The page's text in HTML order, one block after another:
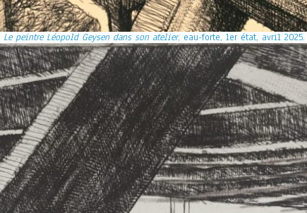
Le peintre Léopold Geysen dans son atelier, eau-forte, 1er état, avril 2025.